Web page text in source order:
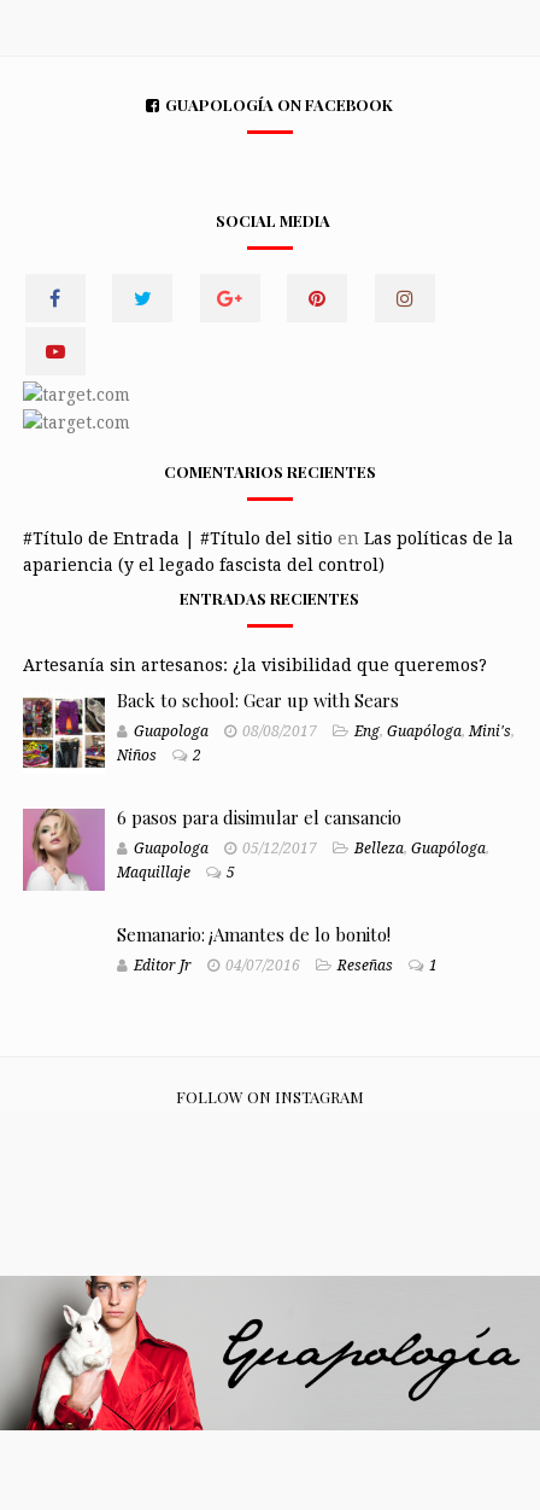
GUAPOLOGÍA ON FACEBOOK
SOCIAL MEDIA
COMENTARIOS RECIENTES
#Título de Entrada | #Título del sitio en Las políticas de la
apariencia (y el legado fascista del control)
ENTRADAS RECIENTES
Artesanía sin artesanos: ¿la visibilidad que queremos?
Back to school: Gear up with Sears
Guapologa 08/08/2017 Eng, Guapóloga,Mini's,
Niños
2
6 pasos para disimular el cansancio
Guapologa 05/12/2017 Belleza, Guapóloga,
Maquillaje
5
Semanario: ¡Amantes de lo bonito!
Editor Jr 04/07/2016 Reseñas 1
FOLLOW ON INSTAGRAM